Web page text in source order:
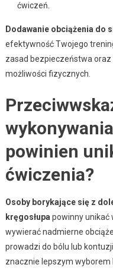
ćwiczeń.
Dodawanie obciążenia do
efektywność Twojego
zasad bezpieczeństwa
możliwości fizycznych.
powinien
ćwiczenia?
Osoby borykające się z
kręgosłupapowinny unikać
wywierać nadmierne
prowadzi do bólu lub
znacznie lepszym wyborem